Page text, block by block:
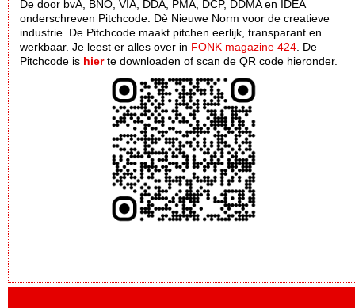
De door bvA, BNO, VIA, DDA, PMA, DCP, DDMA en IDEA
onderschreven Pitchcode. Dè Nieuwe Norm voor de creatieve
industrie. De Pitchcode maakt pitchen eerlijk, transparant en
werkbaar. Je leest er alles over in FONK magazine 424 . De
Pitchcode is hierte downloaden of scan de QR code hieronder.